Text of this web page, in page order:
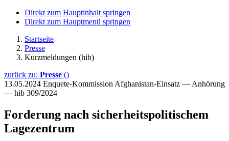
Direkt zum Hauptinhalt springen
Direkt zum Hauptmenü springen
Startseite
Presse
Kurzmeldungen (hib)
zurück zu: Presse ()
13.05.2024 Enquete-Kommission Afghanistan-Einsatz — Anhörung
— hib 309/2024
Forderung nach sicherheitspolitischem
Lagezentrum